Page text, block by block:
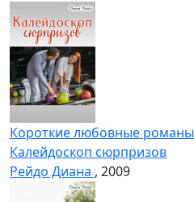
Короткие любовные романы
Калейдоскоп сюрпризов
Рейдо Диана , 2009